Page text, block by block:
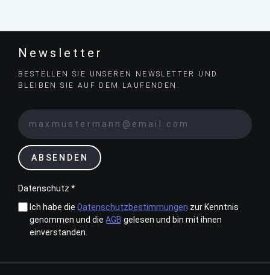
Newsletter
BESTELLEN SIE UNSEREN NEWSLETTER UND
BLEIBEN SIE AUF DEM LAUFENDEN.
ABSENDEN
Datenschutz *
Ich habe die Datenschutzbestimmungen zur Kenntnis
genommen und die AGB gelesen und bin mit ihnen
einverstanden.